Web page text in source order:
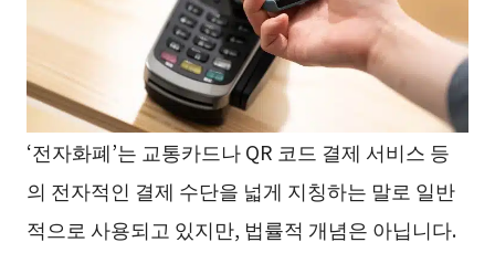
‘전자화폐’는 교통카드나 QR 코드 결제 서비스 등
의 전자적인 결제 수단을 넓게 지칭하는 말로 일반
적으로 사용되고 있지만, 법률적 개념은 아닙니다.